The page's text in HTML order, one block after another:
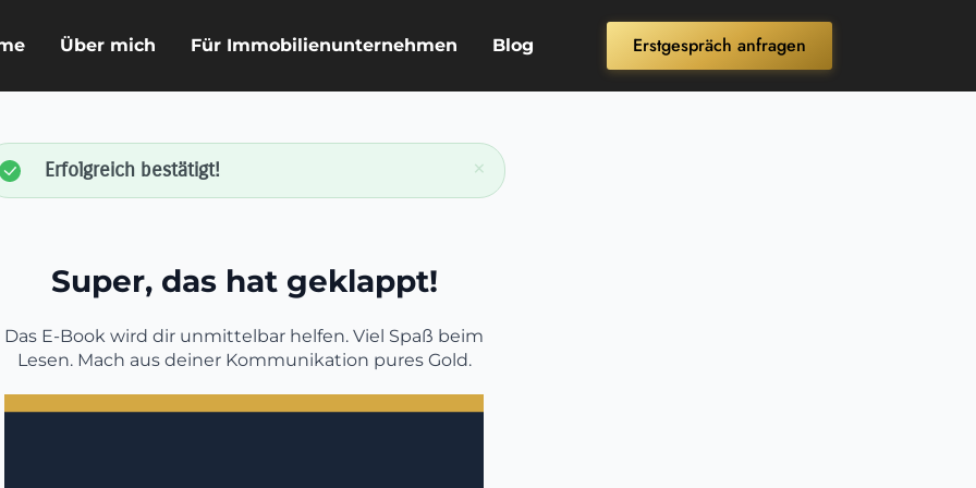
Über mich Für Immobilienunternehmen Blog Erstgespräch anfragen
Erfolgreich bestätigt! ×
Super, das hat geklappt!
Das E-Book wird dir unmittelbar helfen. Viel Spaß beim
Lesen. Mach aus deiner Kommunikation pures Gold.